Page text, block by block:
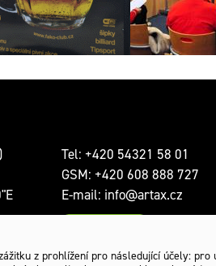
z prohlížení pro následující účely: pro
Tel: +420 54321 58 01
GSM: +420 608 888 727
E-mail: info@artax.cz